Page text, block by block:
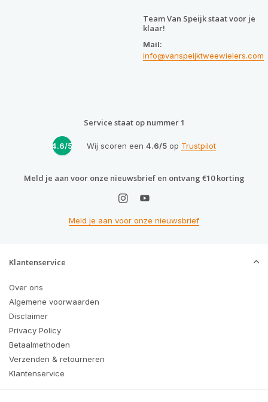
Team Van Speijk staat voor je
klaar!
Mail:
info@vanspeijktweewielers.com
Service staat op nummer 1
4.6/5 Wij scoren een 4.6/5op Trustpilot
Meld je aan voor onze nieuwsbrief en ontvang €10 korting
Meld je aan voor onze nieuwsbrief
Klantenservice
Over ons
Algemene voorwaarden
Disclaimer
Privacy Policy
Betaalmethoden
Verzenden & retourneren
Klantenservice